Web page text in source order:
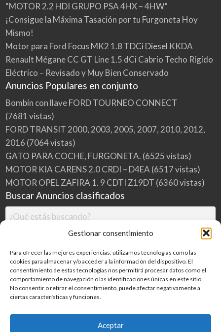
Gestionar consentimiento
Para ofrecer las mejores experiencias, utilizamos tecnologías como las
cookies para almacenar y/o acceder a la información del dispositivo. El
consentimiento de estas tecnologías nos permitirá procesar datos como el
comportamiento de navegación o las identificaciones únicas en este sitio.
No consentir o retirar el consentimiento, puede afectar negativamente a
ciertas características y funciones.
Aceptar
“MOTOR 2.2 HDI GRUPO PSA 4HX – 4HW”
¡Consigue la Máxima Tasación por tu Furgoneta Hoy
Mismo!
Motor para Ford Focus MK2 1.8 TDCi Diesel KKDA
Renault Mégane CC GT Line 1.5 dCi Cabrio Techo Rígido
Eléctrico – Revisado y Muy Bien Conservado
Anuncios Populares en conjunto
Bombín con llave FORD TOURNEO CONNECT
(7681 vistas)
FORD TRANSIT 2000, 2003, 2005, 2007, 2010, 2012,
2016 (7064 vistas)
GATO PARA COCHE, FURGONETA. (6525 vistas)
MOTOR KIA CARENS 2.0 CRDI – D4EA (6517 vistas)
MOTOR OPEL ZAFIRA 1. 9 CDTI Z19DT (6360 vistas)
Buscar Anuncios clasificados